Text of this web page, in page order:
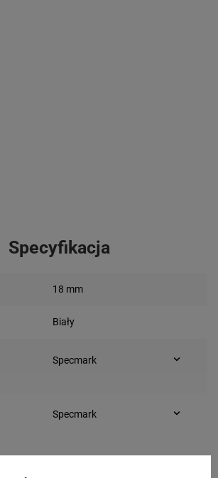
Specyfikacja
18 mm
Biały
Specmark
e-mail: gspr@ptmb.pl
Specmark
telefon: 730811399